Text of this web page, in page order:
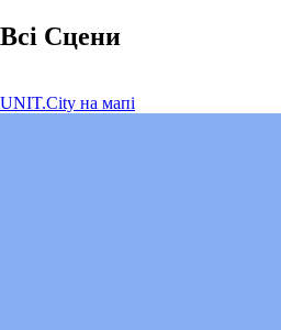
Всі Сцени
UNIT.City на мапі